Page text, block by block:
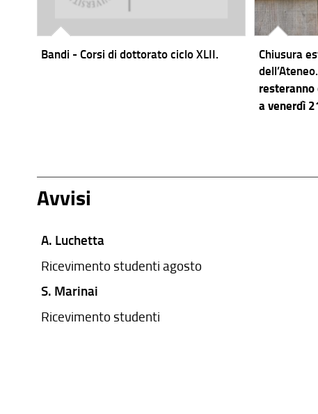
Bandi - Corsi di dottorato ciclo XLII.
Chiusura
dell’Ateneo.
a venerdì
Avvisi
A. Luchetta
Ricevimento studenti agosto
S. Marinai
Ricevimento studenti